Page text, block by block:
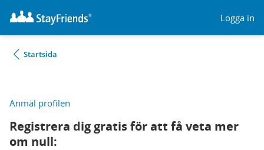
Logga in
Startsida
Anmäl profilen
Registrera dig gratis för att få veta mer
om null: